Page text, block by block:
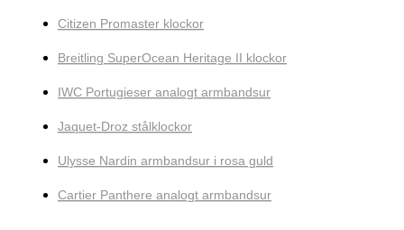
Citizen Promaster klockor
Breitling SuperOcean Heritage II klockor
IWC Portugieser analogt armbandsur
Jaquet-Droz stålklockor
Ulysse Nardin armbandsur i rosa guld
Cartier Panthere analogt armbandsur